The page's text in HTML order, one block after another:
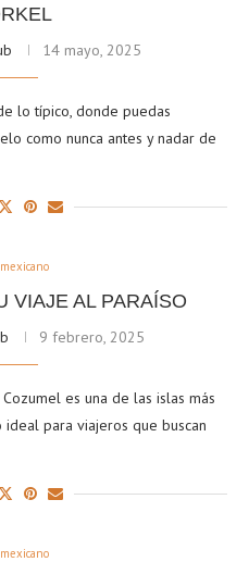
14 mayo, 2025
lo típico, donde puedas
como nunca antes y nadar de
VIAJE AL PARAÍSO
9 febrero, 2025
es una de las islas más
para viajeros que buscan